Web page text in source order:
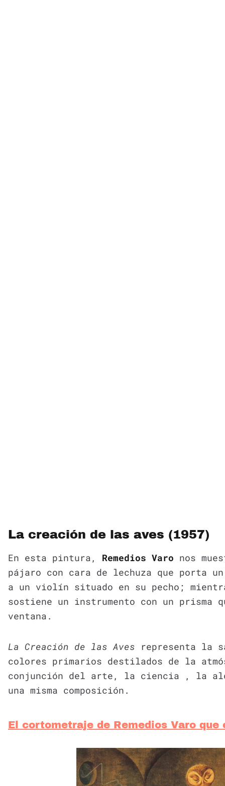
La creación de las aves (1957)
En esta pintura, Remedios Varo nos
pájaro con cara de lechuza que porta
a un violín situado en su pecho;
sostiene un instrumento con un prisma
ventana.
La Creación de las Aves representa la
colores primarios destilados de la
conjunción del arte, la ciencia , la
una misma composición.
El cortometraje de Remedios Varo que